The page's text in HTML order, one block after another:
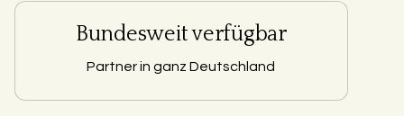
Bundesweit verfügbar
Partner in ganz Deutschland